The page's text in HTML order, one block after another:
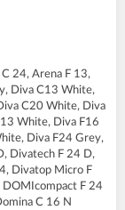
A 24, Arena F 13,
Diva C13 White,
C20 White, Diva
White, Diva F16
Diva F24 Grey,
Divatech F 24 D,
Divatop Micro F
F 24
C 16 N